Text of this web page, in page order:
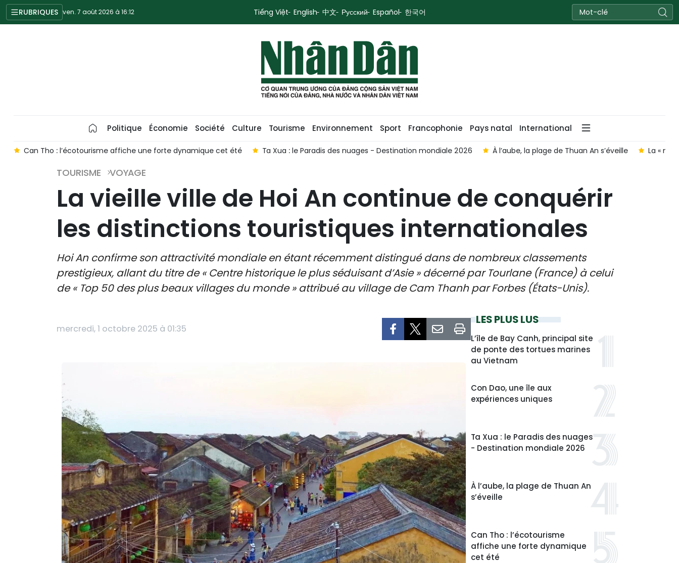
RUBRIQUES ven. 7 août 2026 à 16:12 Tiếng Việt English 中文 Русский Español 한국어
Politique Économie Société Culture Tourisme Environnement Sport Francophonie Pays natal International
Can Tho : l’écotourisme affiche une forte dynamique cet été Ta Xua : le Paradis des nuages - Destination mondiale 2026 À l’aube, la plage de Thuan An s’éveille La « mer
TOURISME VOYAGE
La vieille ville de Hoi An continue de conquérir
les distinctions touristiques internationales
Hoi An confirme son attractivité mondiale en étant récemment distingué dans de nombreux classements
prestigieux, allant du titre de « Centre historique le plus séduisant d’Asie » décerné par Tourlane (France) à celui
de « Top 50 des plus beaux villages du monde » attribué au village de Cam Thanh par Forbes (États-Unis).
mercredi, 1 octobre 2025 à 01:35
LES PLUS LUS
L’île de Bay Canh, principal site
de ponte des tortues marines
au Vietnam
Con Dao, une île aux
expériences uniques
Ta Xua : le Paradis des nuages
- Destination mondiale 2026
À l’aube, la plage de Thuan An
s’éveille
Can Tho : l’écotourisme
affiche une forte dynamique
cet été